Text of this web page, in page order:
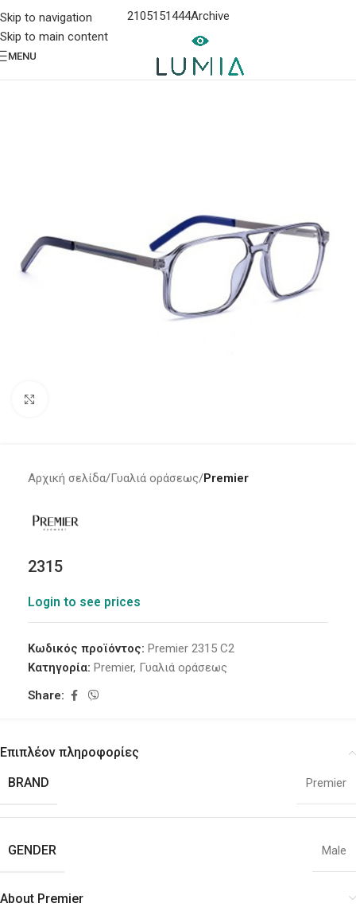
Skip to navigation
Skip to main content
2105151444Archive
MENU
Αρχική σελίδα Γυαλιά οράσεως Premier
2315
Login to see prices
Κωδικός προϊόντος: Premier 2315 C2
Κατηγορία: Premier, Γυαλιά οράσεως
Share:
Επιπλέον πληροφορίες
BRAND
Premier
GENDER Male
About Premier